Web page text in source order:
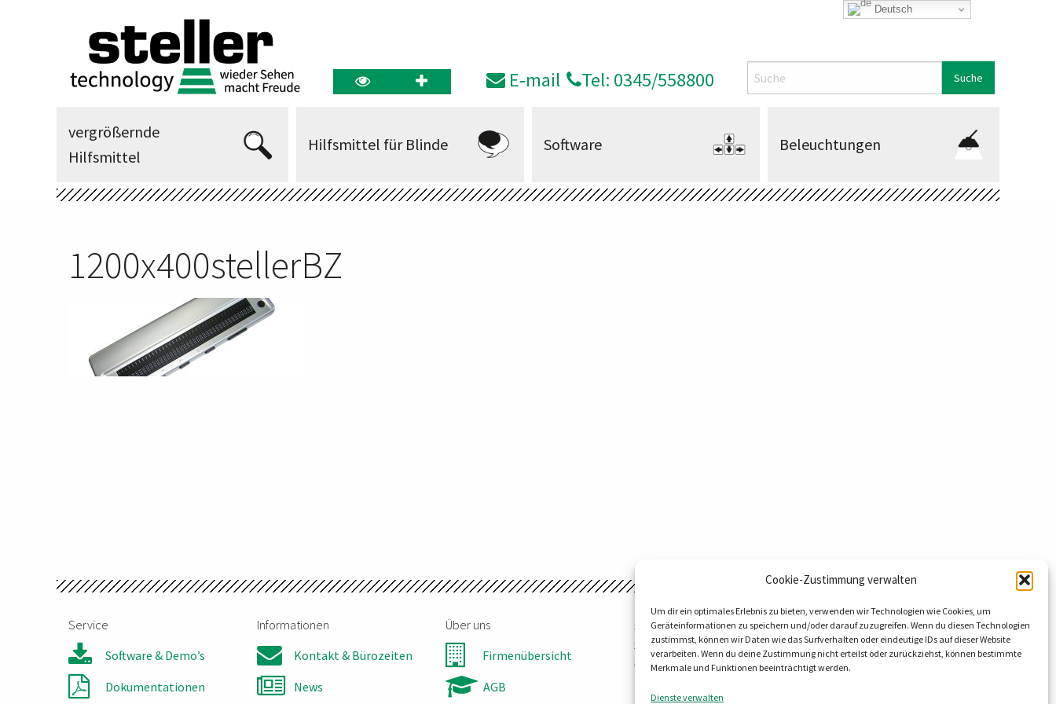
Cookie-Zustimmung verwalten
Um dir ein optimales Erlebnis zu bieten, verwenden wir Technologien wie Cookies, um
Geräteinformationen zu speichern und/oder darauf zuzugreifen. Wenn du diesen Technologien
zustimmst, können wir Daten wie das Surfverhalten oder eindeutige IDs auf dieser Website
verarbeiten. Wenn du deine Zustimmung nicht erteilst oder zurückziehst, können bestimmte
Merkmale und Funktionen beeinträchtigt werden.
Dienste verwalten
E‑mail Tel: 0345/558800
vergrößernde
Hilfsmittel
Hilfsmittel für Blinde Software Beleuchtungen
1200x400stellerBZ
Service
Software & Demo’s
Dokumentationen
Informationen
Kontakt & Bürozeiten
News
Über uns
Firmenübersicht
AGB
steller-technology GmbH & Co. KG
Steinbruchweg 9
06198 Salzatal OT Lieskau
Deutsch